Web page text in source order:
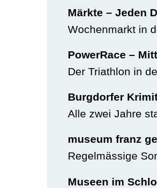
Märkte – Jeden
Wochenmarkt in
PowerRace –
Der Triathlon in
Burgdorfer
Alle zwei Jahre
museum franz
Regelmässige
Museen im